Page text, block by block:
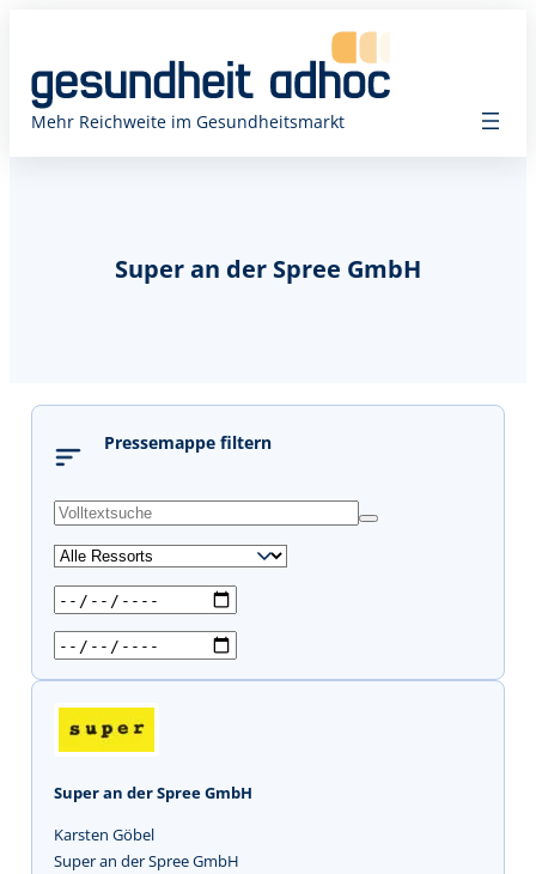
Mehr Reichweite im Gesundheitsmarkt
Super an der Spree GmbH
Pressemappe filtern
s
Super an der Spree GmbH
Karsten Göbel
Super an der Spree GmbH